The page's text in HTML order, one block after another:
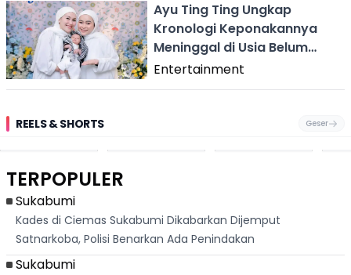
Ayu Ting Ting Ungkap
Kronologi Keponakannya
Meninggal di Usia Belum
Genap 2 Bulan
Entertainment
REELS & SHORTS Geser
Pantai
Cikembang,
Dari
Palabuhanratu
TERPOPULER
Sukabumi
Kades di Ciemas Sukabumi Dikabarkan Dijemput
Satnarkoba, Polisi Benarkan Ada Penindakan
Sukabumi